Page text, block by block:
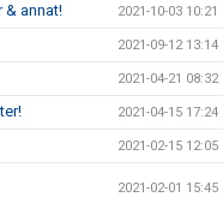
& annat! 2021-10-03 10:21
2021-09-12 13:14
2021-04-21 08:32
2021-04-15 17:24
2021-02-15 12:05
2021-02-01 15:45